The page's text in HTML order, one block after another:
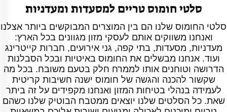
סלטי חומוס טריים למסעדות ומעדניות
סלטי החומוס שלנו הם בין המוצרים המבוקשים ביותר אצלנו
ואנחנו משווקים אותם לעסקי מזון מגוונים בכל הארץ:
מעדניות, מסעדות, בתי קפה, גני אירועים, חברות קייטרינג
ועוד. אנחנו מבשלים את החומוס באיטיות ובכל הסבלנות
הדרושה וטוחנים אותו לממרח חלק בטעם משובח. בכל מה
שקשור להכנה והגשה של חומוס ישנה חשיבות קריטית
לעמידה בנהלי בטיחות המזון ואנחנו מקפידים על זה ביתר
שאת. כל הסלטים שלנו יוצאים ממטבח הבוטיק שלנו כשהם